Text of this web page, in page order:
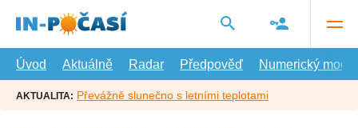
hlavní
Úvod
Aktuálně Radar Předpověď Numerický model
AKTUALITA: Převážně slunečno s letními teplotami